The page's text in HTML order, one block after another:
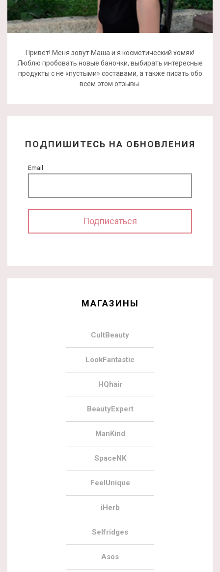
Привет! Меня зовут Маша и я косметический хомяк!
Люблю пробовать новые баночки, выбирать интересные
продукты с не «пустыми» составами, а также писать обо
всем этом отзывы.
ПОДПИШИТЕСЬ НА ОБНОВЛЕНИЯ
Email
МАГАЗИНЫ
CultBeauty
LookFantastic
HQhair
BeautyExpert
ManKind
SpaceNK
FeelUnique
iHerb
Selfridges
Asos